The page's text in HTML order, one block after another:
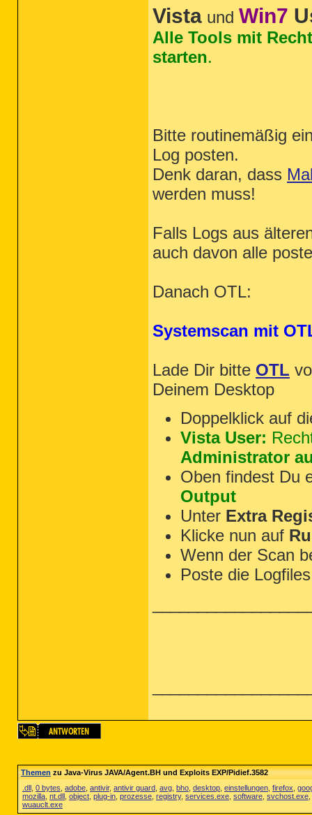
Vista und Win7
Alle Tools mit
starten.
Bitte routinemäßig
Log posten.
Denk daran, dass
werden muss!
Falls Logs aus
auch davon alle
Danach OTL:
Systemscan mit
Lade Dir bitte OTL
Deinem Desktop
Doppelklick auf
Vista User:
Administrator
Oben findest Du
Output
Unter Extra
Klicke nun auf
Wenn der Scan
Poste die
Themenzu Java-Virus JAVA/Agent.BH und Exploits EXP/Pidief.3582
.dll 0 bytes adobe antivir, antivir guard avg bho desktop einstellungen firefox
mozilla nt.dll object plug-in prozesse registry, services.exe software svchost.exe
wuauclt.exe